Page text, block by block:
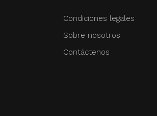
Condiciones legales
Sobre nosotros
Contáctenos